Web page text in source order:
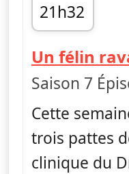
21h32
fin 22h14
Un félin
Saison 7
Cette
trois pattes
clinique du